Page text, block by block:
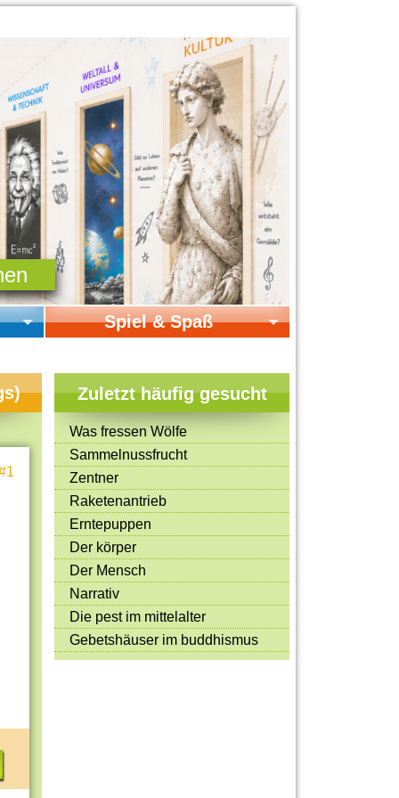
Spiel & Spaß
Online-Spiele
Mitmachen & Kreatives
Bücher & Filme
Quiz-Spiele
Spiele & Ideen
Jugendreporter
Rezeptideen
Game-Tests
Reisen, Events & Sport
E-Cards
Zuletzt häufig gesucht
Was fressen Wölfe
Sammelnussfrucht
Zentner
Raketenantrieb
Erntepuppen
Der körper
Der Mensch
Narrativ
Die pest im mittelalter
Gebetshäuser im buddhismus